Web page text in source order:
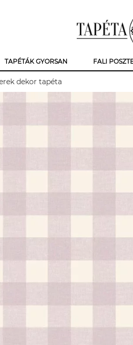
TAPÉTÁK GYORSAN FALI
dekor tapéta